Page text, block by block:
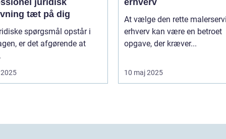
tæt på dig
spørgsmål opstår i
er det afgørende at
At vælge den rette
erhverv kan være en betroet
opgave, der kræver...
10 maj 2025